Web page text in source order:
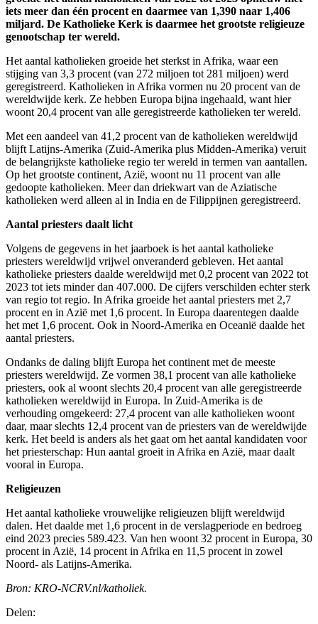
iets meer dan één procent en daarmee van 1,390 naar 1,406
miljard. De Katholieke Kerk is daarmee het grootste religieuze
genootschap ter wereld.
Het aantal katholieken groeide het sterkst in Afrika, waar een
stijging van 3,3 procent (van 272 miljoen tot 281 miljoen) werd
geregistreerd. Katholieken in Afrika vormen nu 20 procent van de
wereldwijde kerk. Ze hebben Europa bijna ingehaald, want hier
woont 20,4 procent van alle geregistreerde katholieken ter wereld.
Met een aandeel van 41,2 procent van de katholieken wereldwijd
blijft Latijns-Amerika (Zuid-Amerika plus Midden-Amerika) veruit
de belangrijkste katholieke regio ter wereld in termen van aantallen.
Op het grootste continent, Azië, woont nu 11 procent van alle
gedoopte katholieken. Meer dan driekwart van de Aziatische
katholieken werd alleen al in India en de Filippijnen geregistreerd.
Aantal priesters daalt licht
Volgens de gegevens in het jaarboek is het aantal katholieke
priesters wereldwijd vrijwel onveranderd gebleven. Het aantal
katholieke priesters daalde wereldwijd met 0,2 procent van 2022 tot
2023 tot iets minder dan 407.000. De cijfers verschilden echter sterk
van regio tot regio. In Afrika groeide het aantal priesters met 2,7
procent en in Azië met 1,6 procent. In Europa daarentegen daalde
het met 1,6 procent. Ook in Noord-Amerika en Oceanië daalde het
aantal priesters.
Ondanks de daling blijft Europa het continent met de meeste
priesters wereldwijd. Ze vormen 38,1 procent van alle katholieke
priesters, ook al woont slechts 20,4 procent van alle geregistreerde
katholieken wereldwijd in Europa. In Zuid-Amerika is de
verhouding omgekeerd: 27,4 procent van alle katholieken woont
daar, maar slechts 12,4 procent van de priesters van de wereldwijde
kerk. Het beeld is anders als het gaat om het aantal kandidaten voor
het priesterschap: Hun aantal groeit in Afrika en Azië, maar daalt
vooral in Europa.
Religieuzen
Het aantal katholieke vrouwelijke religieuzen blijft wereldwijd
dalen. Het daalde met 1,6 procent in de verslagperiode en bedroeg
eind 2023 precies 589.423. Van hen woont 32 procent in Europa, 30
procent in Azië, 14 procent in Afrika en 11,5 procent in zowel
Noord- als Latijns-Amerika.
Bron: KRO-NCRV.nl/katholiek.
Delen: